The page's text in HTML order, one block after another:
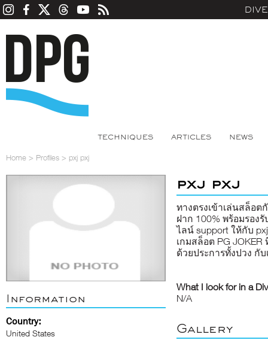
TECHNIQUES ARTICLES NEWS
Home > Profiles > pxj pxj
Information
Country:
United States
pxj pxj
ทางตรงเข้าเล่นสล็อต
ฝาก 100% พร้อมรอง
ไลน์ support ให้กับ
เกมสล็อต PG JOKER
ด้วยประการทั้งปวง กั
What I look for in a
N/A
Gallery